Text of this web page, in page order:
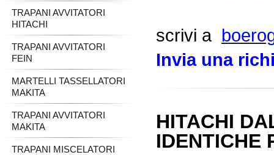
scrivi a
Invia una
HITACHI
IDENTICHE
TRAPANI AVVITATORI
HITACHI
TRAPANI AVVITATORI
FEIN
MARTELLI TASSELLATORI
MAKITA
TRAPANI AVVITATORI
MAKITA
TRAPANI MISCELATORI